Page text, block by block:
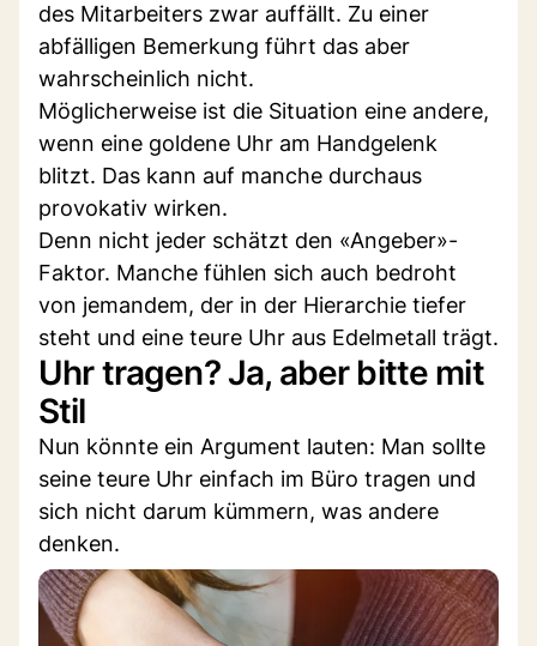
des Mitarbeiters zwar auffällt. Zu einer
abfälligen Bemerkung führt das aber
wahrscheinlich nicht.
Möglicherweise ist die Situation eine andere,
wenn eine goldene Uhr am Handgelenk
blitzt. Das kann auf manche durchaus
provokativ wirken.
Denn nicht jeder schätzt den «Angeber»-
Faktor. Manche fühlen sich auch bedroht
von jemandem, der in der Hierarchie tiefer
steht und eine teure Uhr aus Edelmetall trägt.
Uhr tragen? Ja, aber bitte mit
Stil
Nun könnte ein Argument lauten: Man sollte
seine teure Uhr einfach im Büro tragen und
sich nicht darum kümmern, was andere
denken.